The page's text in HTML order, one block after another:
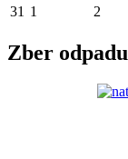
31 1 2
Zber odpadu